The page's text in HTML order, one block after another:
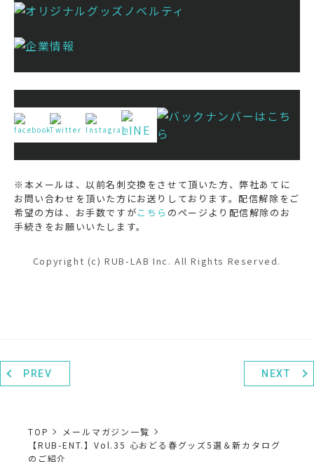
※本メールは、以前名刺交換をさせて頂いた方、弊社あてに
お問い合わせを頂いた方にお送りしております。配信解除をご
希望の方は、お手数ですがこちら のページより配信解除のお
手続きをお願いいたします。
Copyright (c) RUB-LAB Inc. All Rights Reserved.
PREV NEXT
TOP
メールマガジン一覧
【RUB-ENT.】Vol.35 心おどる春グッズ5選＆新カタログ
のご紹介